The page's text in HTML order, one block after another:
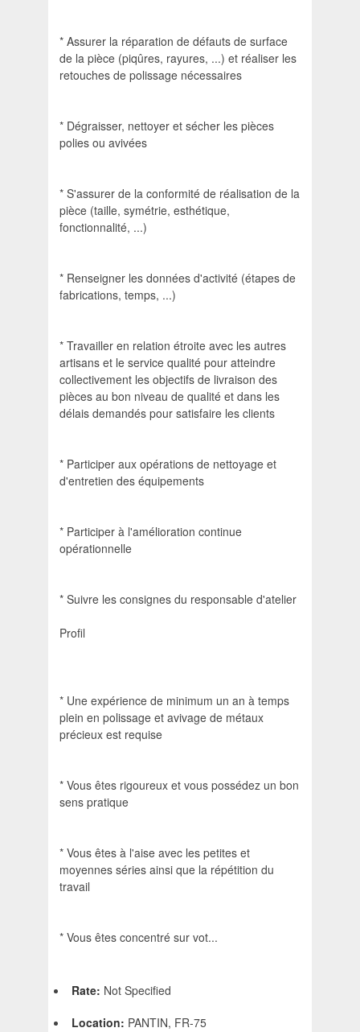
* Assurer la réparation de défauts de surface
de la pièce (piqûres, rayures, ...) et réaliser les
retouches de polissage nécessaires
* Dégraisser, nettoyer et sécher les pièces
polies ou avivées
* S'assurer de la conformité de réalisation de la
pièce (taille, symétrie, esthétique,
fonctionnalité, ...)
* Renseigner les données d'activité (étapes de
fabrications, temps, ...)
* Travailler en relation étroite avec les autres
artisans et le service qualité pour atteindre
collectivement les objectifs de livraison des
pièces au bon niveau de qualité et dans les
délais demandés pour satisfaire les clients
* Participer aux opérations de nettoyage et
d'entretien des équipements
* Participer à l'amélioration continue
opérationnelle
* Suivre les consignes du responsable d'atelier
Profil
* Une expérience de minimum un an à temps
plein en polissage et avivage de métaux
précieux est requise
* Vous êtes rigoureux et vous possédez un bon
sens pratique
* Vous êtes à l'aise avec les petites et
moyennes séries ainsi que la répétition du
travail
* Vous êtes concentré sur vot...
Rate: Not Specified
Location: PANTIN, FR-75